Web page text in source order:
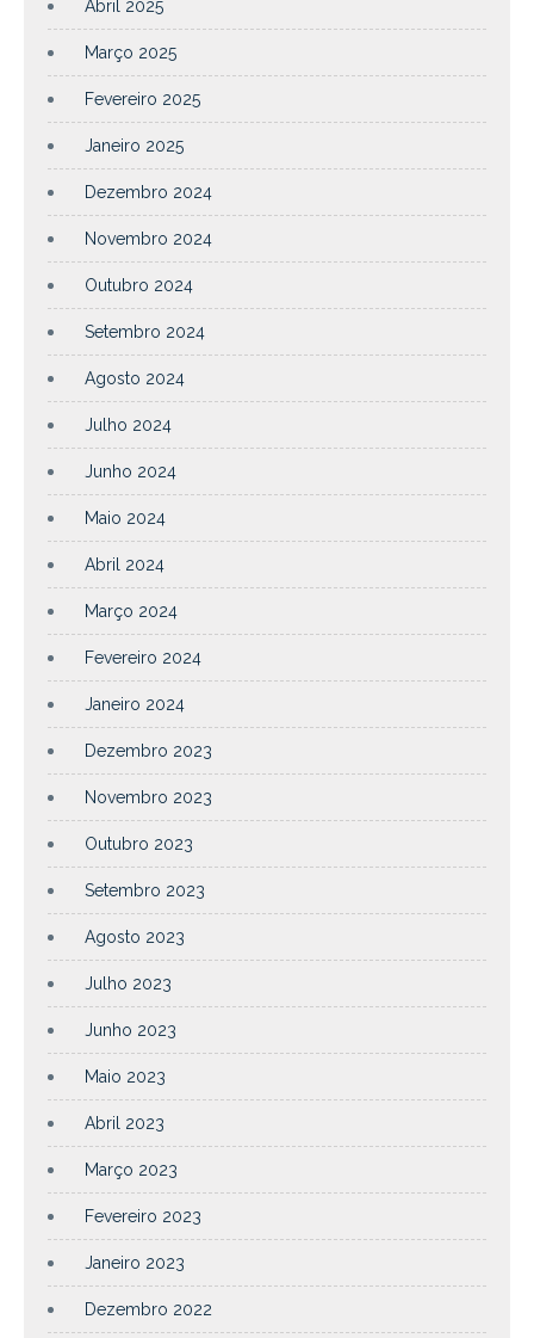
Abril 2025
Março 2025
Fevereiro 2025
Janeiro 2025
Dezembro 2024
Novembro 2024
Outubro 2024
Setembro 2024
Agosto 2024
Julho 2024
Junho 2024
Maio 2024
Abril 2024
Março 2024
Fevereiro 2024
Janeiro 2024
Dezembro 2023
Novembro 2023
Outubro 2023
Setembro 2023
Agosto 2023
Julho 2023
Junho 2023
Maio 2023
Abril 2023
Março 2023
Fevereiro 2023
Janeiro 2023
Dezembro 2022